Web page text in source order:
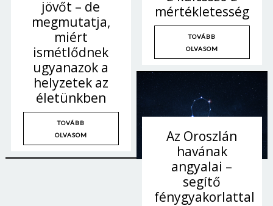
jövőt – de
megmutatja,
miért
ismétlődnek
ugyanazok a
helyzetek az
életünkben
TOVÁBB
OLVASOM
mértékletesség
TOVÁBB
OLVASOM
Az Oroszlán
havának
angyalai –
segítő
fénygyakorlattal
Jelszó
Mégse